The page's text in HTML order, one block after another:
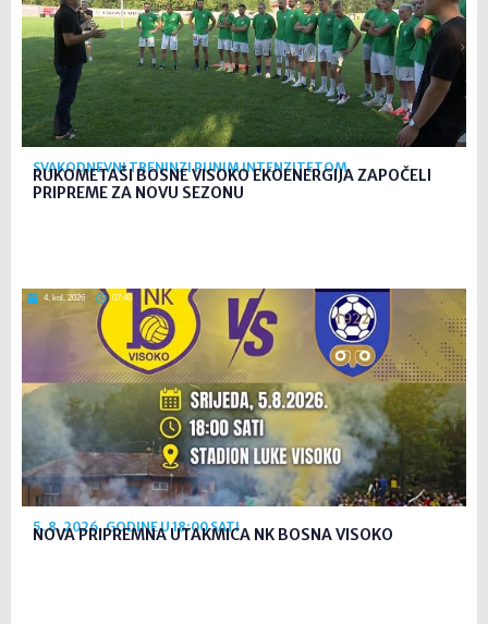
SVAKODNEVNI TRENINZI PUNIM INTENZITETOM
RUKOMETAŠI BOSNE VISOKO EKOENERGIJA ZAPOČELI
PRIPREME ZA NOVU SEZONU
4. kol. 2026 07:40
5. 8. 2026. GODINE U 18:00 SATI
NOVA PRIPREMNA UTAKMICA NK BOSNA VISOKO